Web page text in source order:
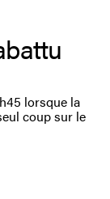
lorsque la
coup sur le